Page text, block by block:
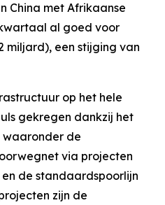
China met Afrikaanse
al goed voor
miljard), een stijging van
op het hele
gekregen dankzij het
waaronder de
via projecten
de standaardspoorlijn
zijn de